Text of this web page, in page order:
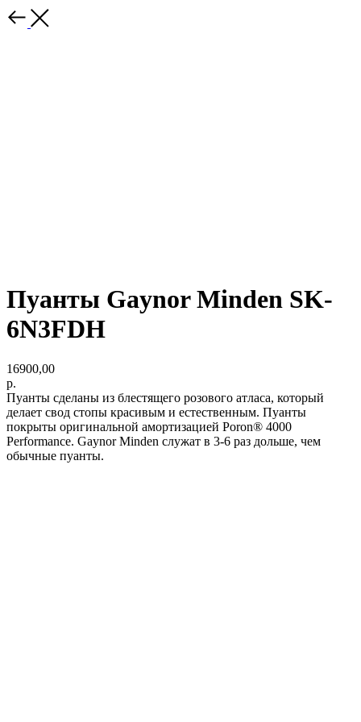
Пуанты Gaynor Minden SK-
6N3FDH
16900,00
р.
Пуанты сделаны из блестящего розового атласа, который
делает свод стопы красивым и естественным. Пуанты
покрыты оригинальной амортизацией Poron® 4000
Performance. Gaynor Minden служат в 3-6 раз дольше, чем
обычные пуанты.